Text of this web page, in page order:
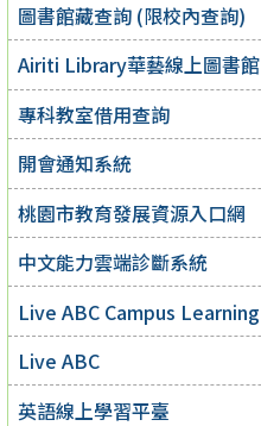
圖書館藏查詢 (限校內查詢)
Airiti Library華藝線上圖書館
專科教室借用查詢
開會通知系統
桃園市教育發展資源入口網
中文能力雲端診斷系統
Live ABC Campus Learning
Live ABC
英語線上學習平臺